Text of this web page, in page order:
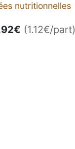
nutritionnelles
€ (1.12€/part)